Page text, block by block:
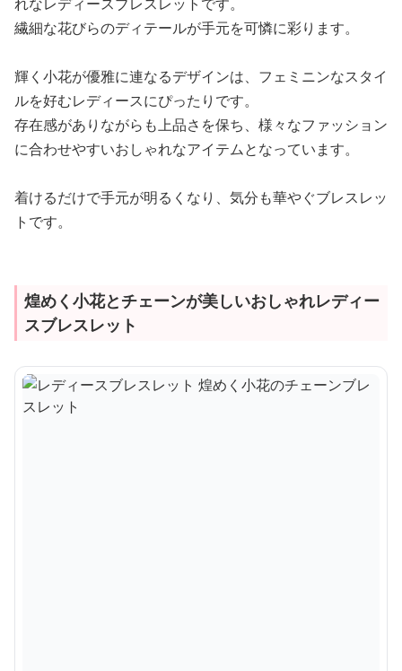
繊細な花びらのディテールが手元を可憐に彩ります。
輝く小花が優雅に連なるデザインは、フェミニンなスタイ
ルを好むレディースにぴったりです。
存在感がありながらも上品さを保ち、様々なファッション
に合わせやすいおしゃれなアイテムとなっています。
着けるだけで手元が明るくなり、気分も華やぐブレスレッ
トです。
煌めく小花とチェーンが美しいおしゃれレディー
スブレスレット